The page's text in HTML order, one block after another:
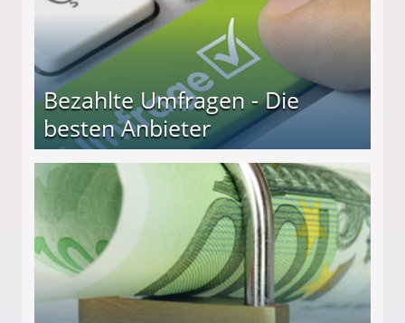
Bezahlte Umfragen - Die
besten Anbieter